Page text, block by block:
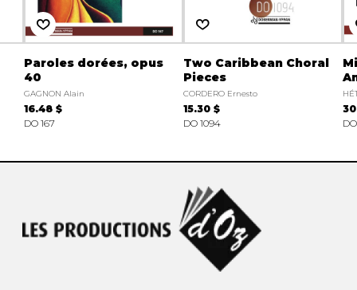
Paroles dorées, opus
40
GAGNON Alain
16.48 $
DO 167
Two Caribbean Choral
Pieces
CORDERO Ernesto
15.30 $
DO 1094